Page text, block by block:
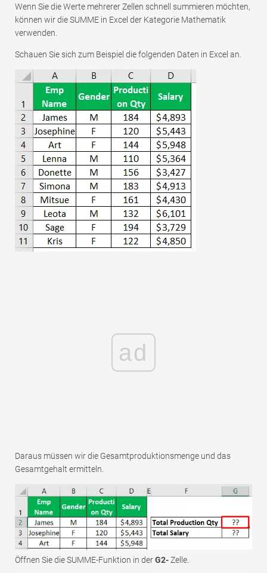
Wenn Sie die Werte mehrerer Zellen schnell summieren möchten,
können wir die SUMME in Excel der Kategorie Mathematik
verwenden.
Schauen Sie sich zum Beispiel die folgenden Daten in Excel an.
ad
Daraus müssen wir die Gesamtproduktionsmenge und das
Gesamtgehalt ermitteln.
Öffnen Sie die SUMME-Funktion in derG2-Zelle.